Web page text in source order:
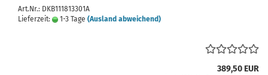
Art.Nr.: DKB111813301A
Lieferzeit:
1-3 Tage (Ausland abweichend)
389,50 EUR